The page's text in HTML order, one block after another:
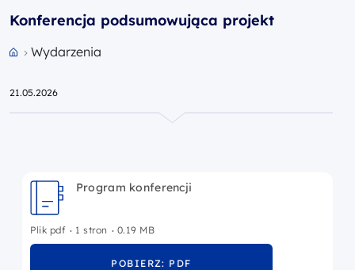
Konferencja podsumowująca projekt
Wydarzenia
21.05.2026
Program konferencji
Plik pdf . 1 stron . 0.19 MB
POBIERZ: PDF